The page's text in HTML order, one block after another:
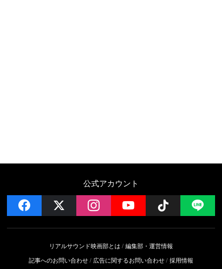
公式アカウント
facebook instagramYouTube Follow
リアルサウンド映画部とは
編集部・運営情報
記事へのお問い合わせ
広告に関するお問い合わせ 採用情報